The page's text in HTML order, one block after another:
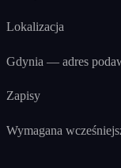
Lokalizacja
Gdynia — adres
Zapisy
Wymagana